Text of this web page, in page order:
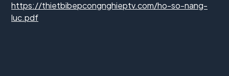
https://thietbibepcongnghieptv.com/ho-so-nang-
luc.pdf